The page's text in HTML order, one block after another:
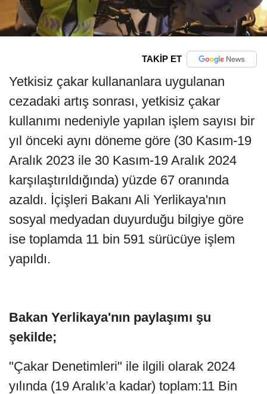
TAKİP ET
Yetkisiz çakar kullananlara uygulanan
cezadaki artış sonrası, yetkisiz çakar
kullanımı nedeniyle yapılan işlem sayısı bir
yıl önceki aynı döneme göre (30 Kasım-19
Aralık 2023 ile 30 Kasım-19 Aralık 2024
karşılaştırıldığında) yüzde 67 oranında
azaldı. İçişleri Bakanı Ali Yerlikaya'nın
sosyal medyadan duyurduğu bilgiye göre
ise toplamda 11 bin 591 sürücüye işlem
yapıldı.
Bakan Yerlikaya'nın paylaşımı şu
şekilde;
"Çakar Denetimleri" ile ilgili olarak 2024
yılında (19 Aralık’a kadar) toplam:11 Bin